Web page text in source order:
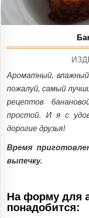
Ароматный,
пожалуй, самый
рецептов
простой. И я с
дорогие друзья!
Время
выпечку.
На форму для
понадобится: